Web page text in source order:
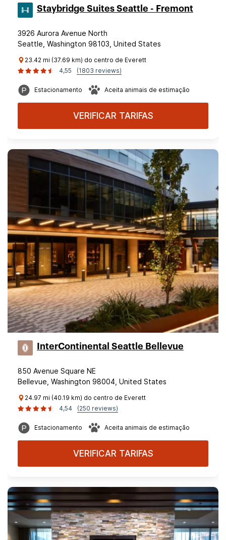
Staybridge Suites Seattle - Fremont
3926 Aurora Avenue North
Seattle, Washington 98103, United States
23.42 mi (37.69 km) do centro de Everett
4,55
(1803 reviews)
Estacionamento Aceita animais de estimação
VERIFICAR TARIFAS
InterContinental Seattle Bellevue
850 Avenue Square NE
Bellevue, Washington 98004, United States
24.97 mi (40.19 km) do centro de Everett
4,54
(250 reviews)
Estacionamento Aceita animais de estimação
VERIFICAR TARIFAS